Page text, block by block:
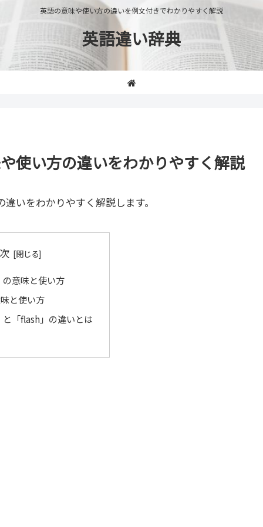
英語の意味や使い方の違いを例文付きでわかりやすく解説
英語違い辞典
使い方の違いをわかりやすく解説
いをわかりやすく解説します。
意味と使い方
と使い方
「flash」の違いとは